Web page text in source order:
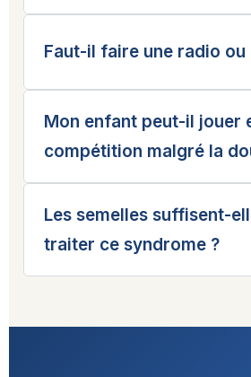
Faut-il faire une radio ou
Mon enfant peut-il jouer
compétition malgré la
Les semelles suffisent-
traiter ce syndrome ?